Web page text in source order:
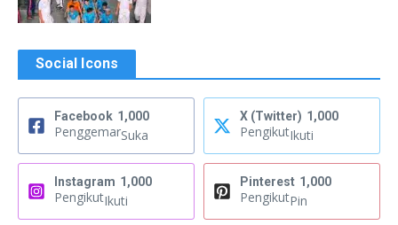
Social Icons
Facebook 1,000
PenggemarSuka
X (Twitter) 1,000
PengikutIkuti
Instagram 1,000
PengikutIkuti
Pinterest 1,000
PengikutPin